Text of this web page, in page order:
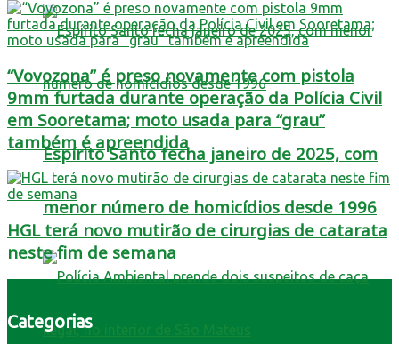
Espírito Santo fecha janeiro de 2025, com
menor número de homicídios desde 1996
“Vovozona” é preso novamente com pistola
9mm furtada durante operação da Polícia Civil
em Sooretama; moto usada para “grau”
também é apreendida
HGL terá novo mutirão de cirurgias de catarata
neste fim de semana
Categorias